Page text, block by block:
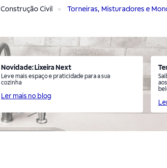
Construção Civil Torneiras, Misturadores e
Novidade: Lixeira Next
Leve mais espaço e praticidade para a sua
cozinha
Ler mais no blog